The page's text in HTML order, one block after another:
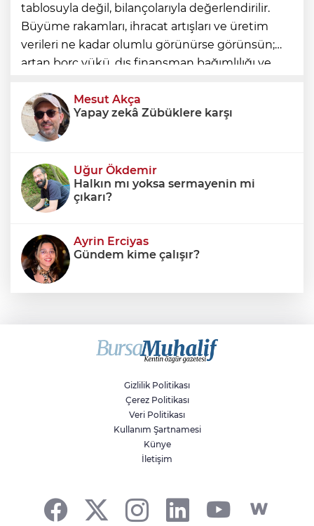
tablosuyla değil, bilançolarıyla değerlendirilir.
Büyüme rakamları, ihracat artışları ve üretim
verileri ne kadar olumlu görünürse görünsün;
artan borç yükü, dış finansman bağımlılığı ve
alınmadığında ortaya eksik
Mesut Akça
Yapay zekâ Zübüklere karşı
Uğur Ökdemir
Halkın mı yoksa sermayenin mi
çıkarı?
Ayrin Erciyas
Gündem kime çalışır?
Savaşların gölgesinde engellilik,
doğa ve kaybedilen gelecek
Gizlilik Politikası
Çerez Politikası
Veri Politikası
Kullanım Şartnamesi
Künye
İletişim